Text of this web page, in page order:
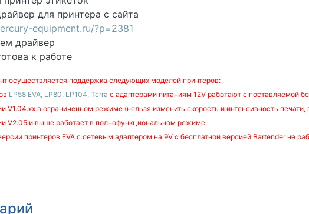
для принтера с сайта
equipment.ru/?p=2381
драйвер
к работе
осуществляется поддержка следующих моделей принтеров:
LP58 EVA, LP80, LP104, Terra с адаптерами питаниям 12V работают c поставляемой
V1.04.xx в ограниченном режиме (нельзя изменить скорость и интенсивность печати,
V2.05 и выше работает в полнофункциональном режиме.
принтеров EVA с сетевым адаптером на 9V с бесплатной версией Bartender не